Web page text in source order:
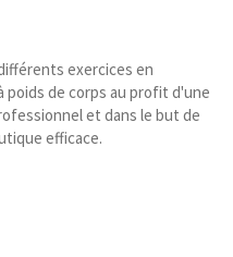
exercices en
poids de corps au profit d'une
et dans le but de
efficace.